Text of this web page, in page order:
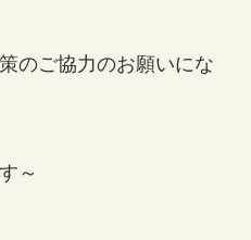
のご協力のお願いにな
～